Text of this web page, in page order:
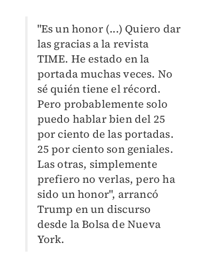
"Es un honor (...) Quiero dar
las gracias a la revista
TIME. He estado en la
portada muchas veces. No
sé quién tiene el récord.
Pero probablemente solo
puedo hablar bien del 25
por ciento de las portadas.
25 por ciento son geniales.
Las otras, simplemente
prefiero no verlas, pero ha
sido un honor", arrancó
Trump en un discurso
desde la Bolsa de Nueva
York.